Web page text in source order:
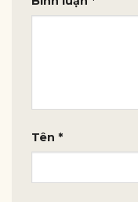
Tên *